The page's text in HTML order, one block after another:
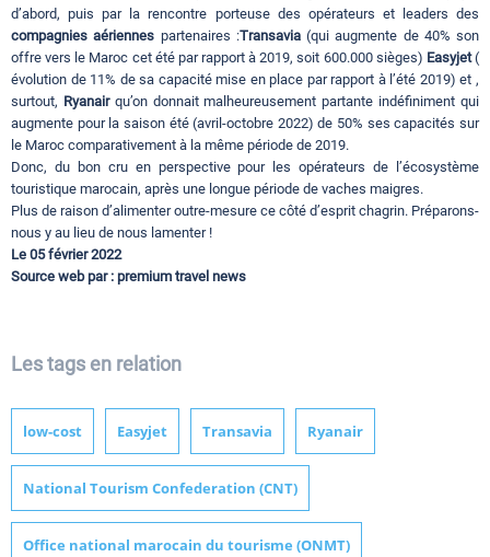
d’abord, puis par la rencontre porteuse des opérateurs et leaders des
compagnies aériennes partenaires :Transavia(qui augmente de 40% son
offre vers le Maroc cet été par rapport à 2019, soit 600.000 sièges) Easyjet(
évolution de 11% de sa capacité mise en place par rapport à l’été 2019) et ,
surtout, Ryanairqu’on donnait malheureusement partante indéfiniment qui
augmente pour la saison été (avril-octobre 2022) de 50% ses capacités sur
le Maroc comparativement à la même période de 2019.
Donc, du bon cru en perspective pour les opérateurs de l’écosystème
touristique marocain, après une longue période de vaches maigres.
Plus de raison d’alimenter outre-mesure ce côté d’esprit chagrin. Préparons-
nous y au lieu de nous lamenter !
Le 05 février 2022
Source web par : premium travel news
Les tags en relation
low-cost Easyjet Transavia Ryanair
National Tourism Confederation (CNT)
Office national marocain du tourisme (ONMT)